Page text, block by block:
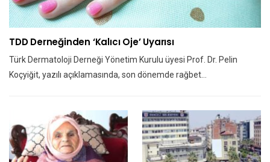
TDD Derneğinden ‘kalıcı Oje’ Uyarısı
Türk Dermatoloji Derneği Yönetim Kurulu üyesi Prof. Dr. Pelin
Koçyiğit, yazılı açıklamasında, son dönemde rağbet…